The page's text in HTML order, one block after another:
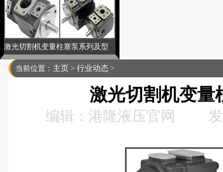
当前位置： 主页 > 行业动态 >
激光切割机变量
编辑：港隆液压官网